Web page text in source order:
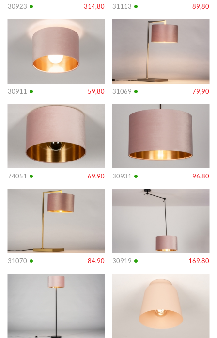
30923 • 314,80 31113 • 89,80
30911 • 59,80
Info
31069 • 79,90
Info
74051 • 69,90
Info
30931 • 96,80
Info
31070 • 84,90
Info
30919 • 169,80
Info
Info Info